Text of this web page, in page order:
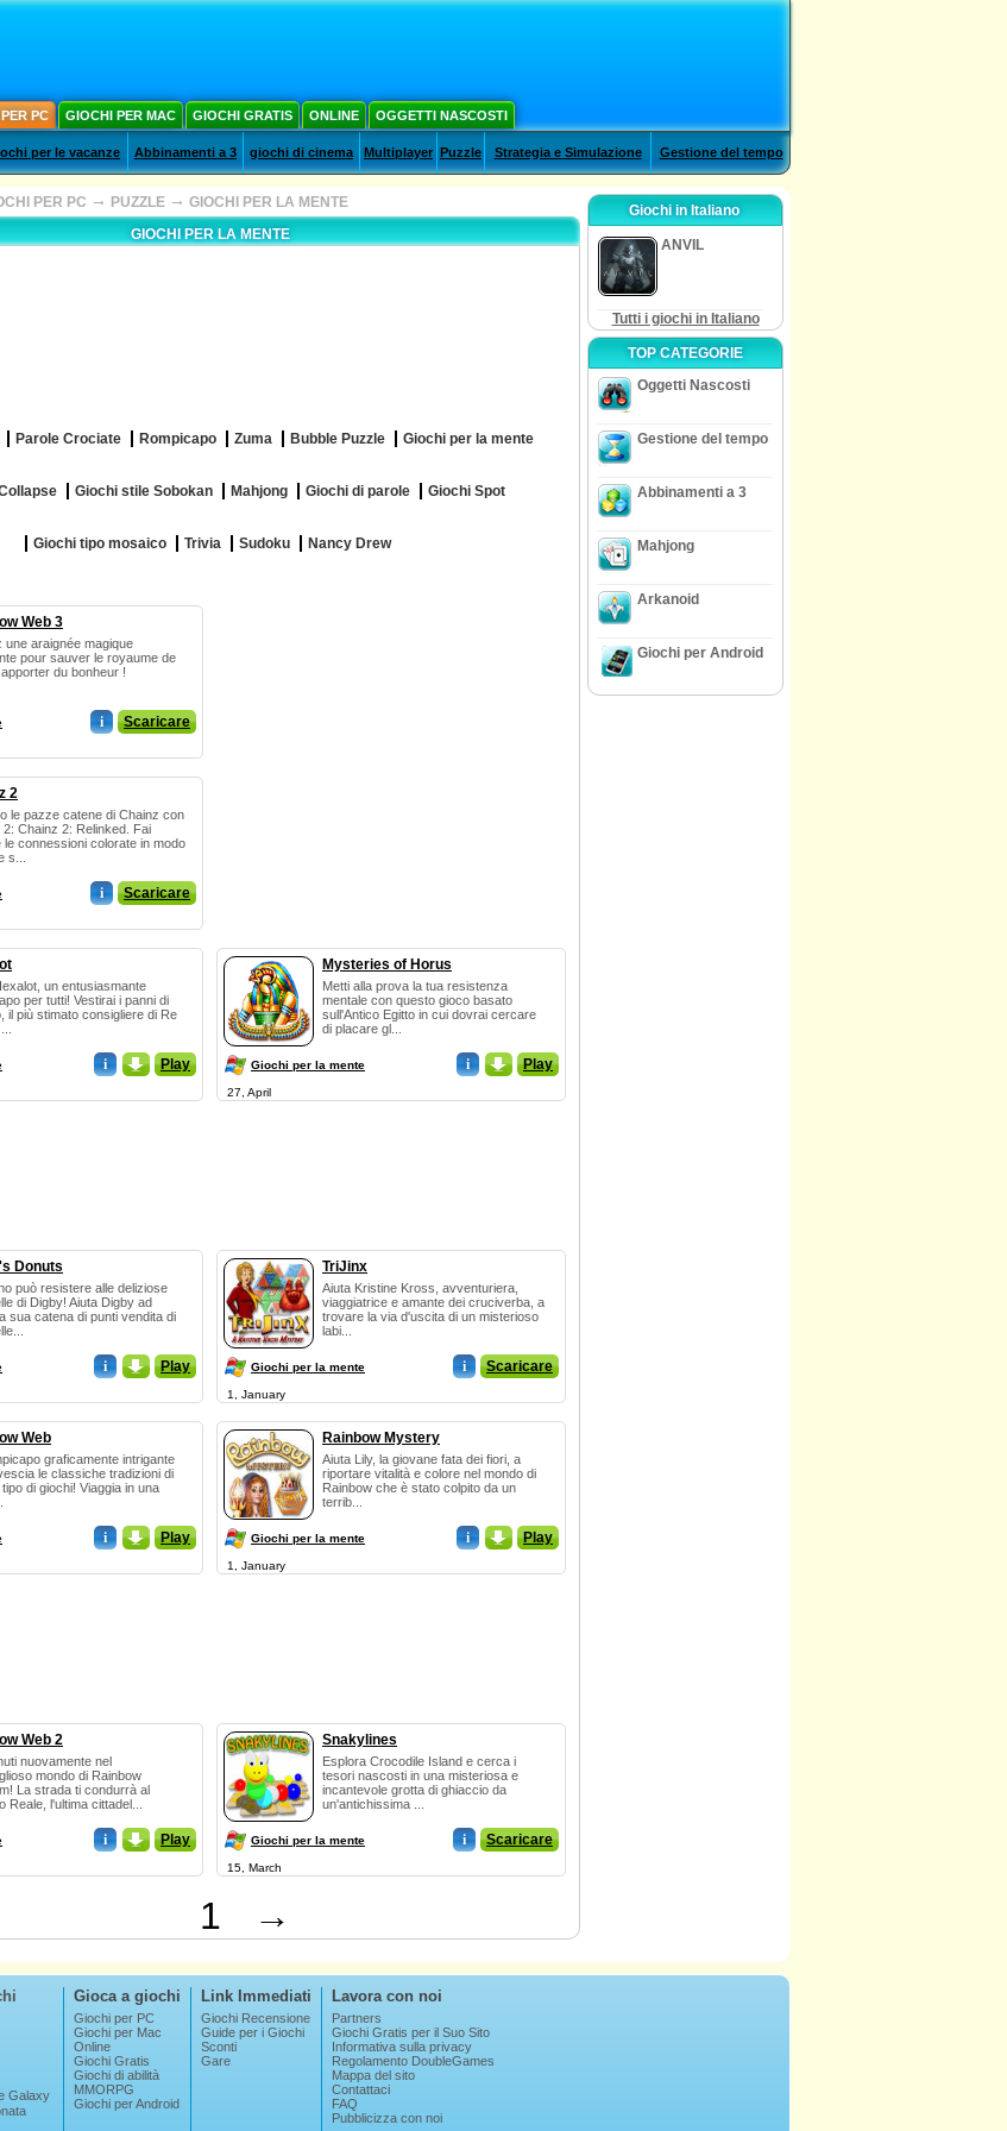
PC GIOCHI PER MAC GIOCHI GRATIS ONLINE OGGETTI NASCOSTI
per le vacanze Abbinamenti a 3 giochi di cinema Multiplayer Puzzle Strategia e Simulazione Gestione del tempo
PER PC → PUZZLE → GIOCHI PER LA MENTE
GIOCHI PER LA MENTE
Parole Crociate Rompicapo Zuma Bubble Puzzle Giochi per la mente
Giochi stile Sobokan Mahjong Giochi di parole Giochi Spot
Giochi tipo mosaico Trivia Sudoku Nancy Drew
Web 3
une araignée magique
pour sauver le royaume de
du bonheur !
i Scaricare
2
le pazze catene di Chainz con
2: Chainz 2: Relinked. Fai
le connessioni colorate in modo
s...
i Scaricare
un entusiasmante
per tutti! Vestirai i panni di
il più stimato consigliere di Re
i _ Play
Mysteries of Horus
Metti alla prova la tua resistenza
mentale con questo gioco basato
sull'Antico Egitto in cui dovrai cercare
di placare gl...
Giochi per la mente i _ Play
27, April
Donuts
può resistere alle deliziose
di Digby! Aiuta Digby ad
sua catena di punti vendita di
i _ Play
TriJinx
Aiuta Kristine Kross, avventuriera,
viaggiatrice e amante dei cruciverba, a
trovare la via d'uscita di un misterioso
labi...
Giochi per la mente i Scaricare
1, January
Web
graficamente intrigante
le classiche tradizioni di
di giochi! Viaggia in una
i _ Play
Rainbow Mystery
Aiuta Lily, la giovane fata dei fiori, a
riportare vitalità e colore nel mondo di
Rainbow che è stato colpito da un
terrib...
Giochi per la mente i _ Play
1, January
Web 2
nuovamente nel
mondo di Rainbow
La strada ti condurrà al
Reale, l'ultima cittadel...
i _ Play
Snakylines
Esplora Crocodile Island e cerca i
tesori nascosti in una misteriosa e
incantevole grotta di ghiaccio da
un'antichissima ...
Giochi per la mente i Scaricare
15, March
1 →
Giochi in Italiano
ANVIL
Tutti i giochi in Italiano
TOP CATEGORIE
Oggetti Nascosti
Gestione del tempo
Abbinamenti a 3
Mahjong
Arkanoid
Giochi per Android
Galaxy
Gioca a giochi
Giochi per PC
Giochi per Mac
Online
Giochi Gratis
Giochi di abilità
MMORPG
Giochi per Android
Link Immediati
Giochi Recensione
Guide per i Giochi
Sconti
Gare
Lavora con noi
Partners
Giochi Gratis per il Suo Sito
Informativa sulla privacy
Regolamento DoubleGames
Mappa del sito
Contattaci
FAQ
Pubblicizza con noi